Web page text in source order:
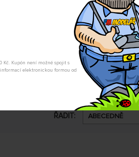
Kč. Kupón není možné spojit s
elektronickou formou od
produkty
ŘADIT: ABECEDNĚ